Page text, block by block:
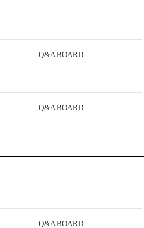
Q&A BOARD
Q&A BOARD
Q&A BOARD